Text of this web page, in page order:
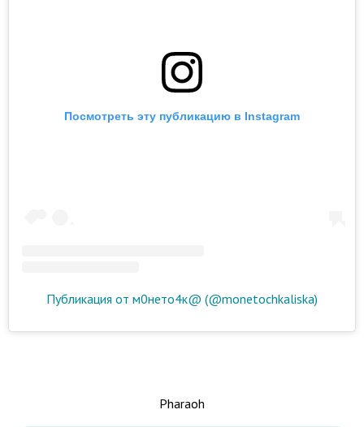
Посмотреть эту публикацию в Instagram
Публикация от м0нето4к@ (@monetochkaliska)
Pharaoh